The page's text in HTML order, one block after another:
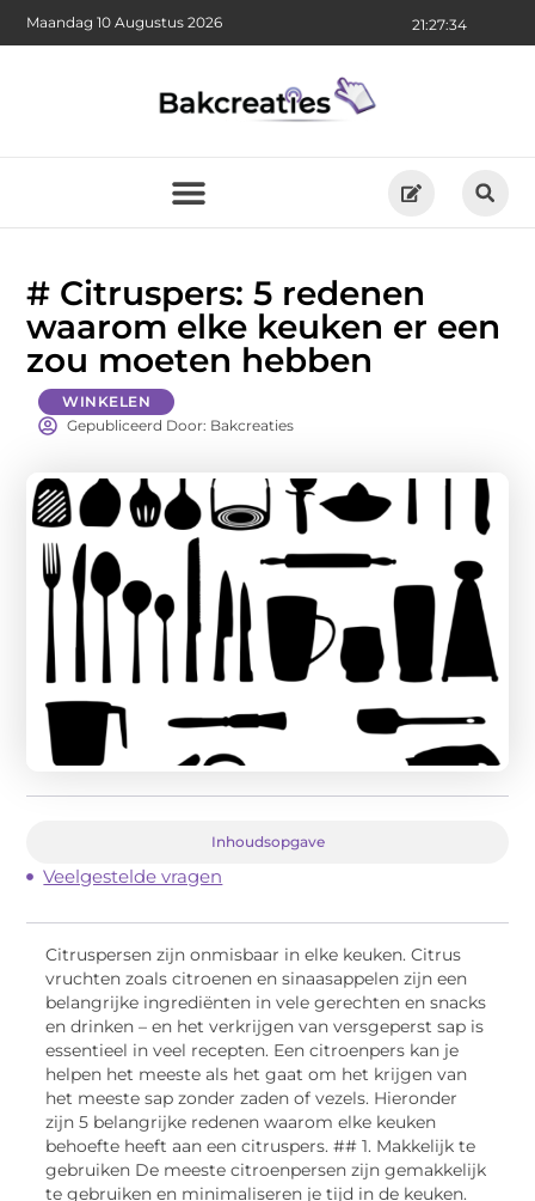
21:27:36
Maandag 10 Augustus 2026
# Citruspers: 5 redenen
waarom elke keuken er een
zou moeten hebben
WINKELEN
Gepubliceerd Door: Bakcreaties
Inhoudsopgave
Veelgestelde vragen
Citruspersen zijn onmisbaar in elke keuken. Citrus
vruchten zoals citroenen en sinaasappelen zijn een
belangrijke ingrediënten in vele gerechten en snacks
en drinken – en het verkrijgen van versgeperst sap is
essentieel in veel recepten. Een citroenpers kan je
helpen het meeste als het gaat om het krijgen van
het meeste sap zonder zaden of vezels. Hieronder
zijn 5 belangrijke redenen waarom elke keuken
behoefte heeft aan een citruspers. ## 1. Makkelijk te
gebruiken De meeste citroenpersen zijn gemakkelijk
te gebruiken en minimaliseren je tijd in de keuken.